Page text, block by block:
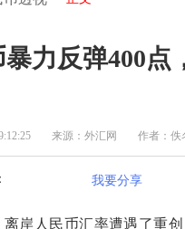
暴力反弹400点
来源：外汇网 作者：佚
我要分享
人民币汇率遭遇了重创